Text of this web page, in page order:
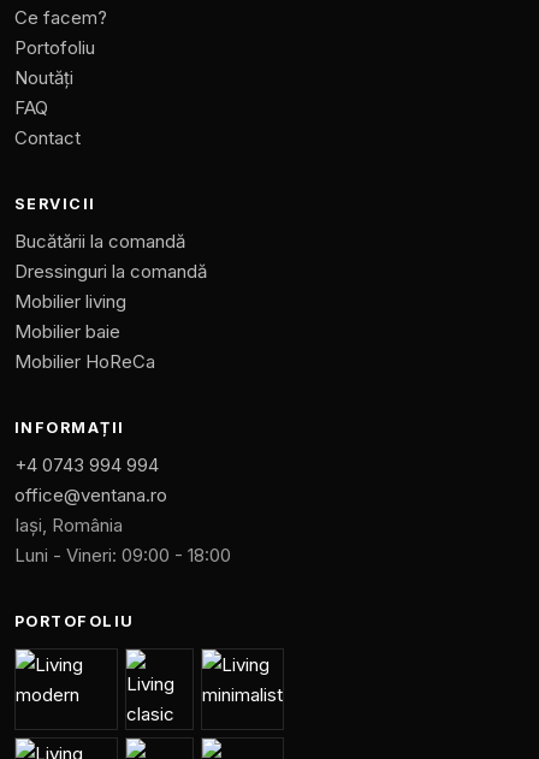
Ce facem?
Portofoliu
Noutăți
FAQ
Contact
SERVICII
Bucătării la comandă
Dressinguri la comandă
Mobilier living
Mobilier baie
Mobilier HoReCa
INFORMAȚII
+4 0743 994 994
office@ventana.ro
Iași, România
Luni - Vineri: 09:00 - 18:00
PORTOFOLIU